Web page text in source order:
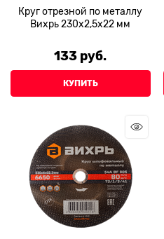
Круг отрезной по металлу
Вихрь 230х2,5х22 мм
133 руб.
КУПИТЬ